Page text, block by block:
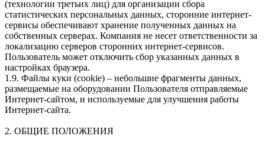
(технологии третьих лиц) для организации сбора
статистических персональных данных, сторонние интернет-
сервисы обеспечивают хранение полученных данных на
собственных серверах. Компания не несет ответственности за
локализацию серверов сторонних интернет-сервисов.
Пользователь может отключить сбор указанных данных в
настройках браузера.
1.9. Файлы куки (cookie) – небольшие фрагменты данных,
размещаемые на оборудовании Пользователя отправляемые
Интернет-сайтом, и используемые для улучшения работы
Интернет-сайта.
2. ОБЩИЕ ПОЛОЖЕНИЯ